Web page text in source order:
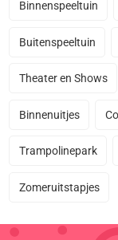
Binnenspeeltuin
Buitenspeeltuin
Theater en Shows
Binnenuitjes
Trampolinepark
Zomeruitstapjes